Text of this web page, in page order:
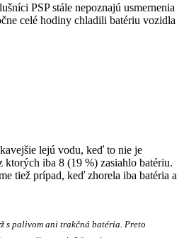
PSP stále nepoznajú usmernenia
celé hodiny chladili batériu vozidla
lejú vodu, keď to nie je
iba 8 (19 %) zasiahlo batériu.
tiež prípad, keď zhorela iba batéria a
s palivom ani trakčná batéria. Preto